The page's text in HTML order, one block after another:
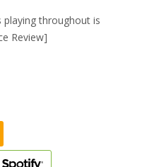
playing throughout is
Review]